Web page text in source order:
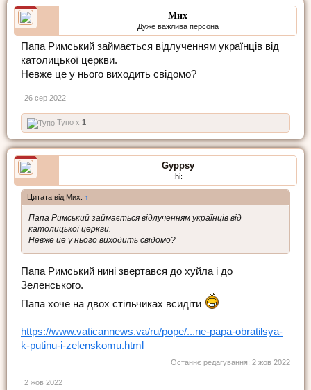
Мих
Дуже важлива персона
Папа Римський займається відлученням українців від
католицької церкви.
Невже це у нього виходить свідомо?
26 сер 2022
Тупо x 1
Gyppsy
:hi:
Цитата від Мих: ↑
Папа Римський займається відлученням українців від
католицької церкви.
Невже це у нього виходить свідомо?
Папа Римський нині звертався до хуйла і до
Зеленського.
Папа хоче на двох стільчиках всидіти
https://www.vaticannews.va/ru/pope/...ne-papa-obratilsya-
k-putinu-i-zelenskomu.html
Останнє редагування: 2 жов 2022
2 жов 2022